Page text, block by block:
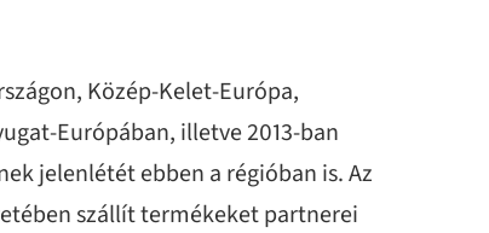
Közép-Kelet-Európa,
Európában, illetve 2013-ban
jelenlétét ebben a régióban is. Az
szállít termékeket partnerei